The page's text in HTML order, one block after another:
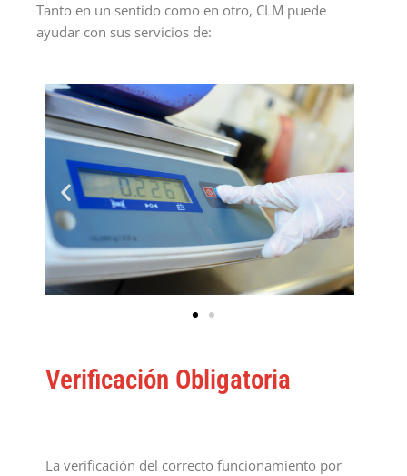
Tanto en un sentido como en otro, CLM puede
ayudar con sus servicios de:
Verificación Obligatoria
La verificación del correcto funcionamiento por